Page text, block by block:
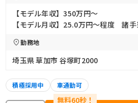
【モデル年収】350万円〜
【モデル月収】25.0万円〜程度 諸手
勤務地
埼玉県 草加市 谷塚町2000
積極採用中 車通勤可